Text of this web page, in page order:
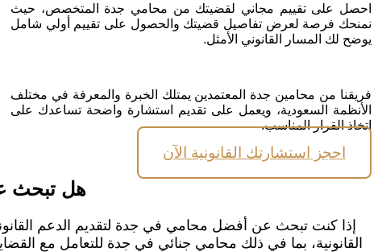
احصل على تقييم مجاني لقضيتك من محامي جدة المتخصص، حيث
نمنحك فرصة لعرض تفاصيل قضيتك والحصول على تقييم أولي شامل
يوضح لك المسار القانوني الأمثل.
فريقنا من محامين جدة المعتمدين يمتلك الخبرة والمعرفة في مختلف
الأنظمة السعودية، ويعمل على تقديم استشارة واضحة تساعدك على
اتخاذ القرار المناسب.
احجز استشارتك القانونية الآن
هل تبحث
إذا كنت تبحث عن أفضل محامي في جدة لتقديم الدعم
القانونية، بما في ذلك محامي جنائي في جدة للتعامل مع